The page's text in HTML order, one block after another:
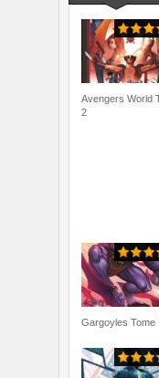
Avengers World
2
Gargoyles Tome